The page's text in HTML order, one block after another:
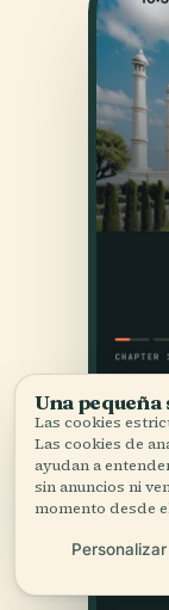
Una
Las cookies
Las cookies de
ayudan a
sin anuncios ni
momento desde
Personalizar